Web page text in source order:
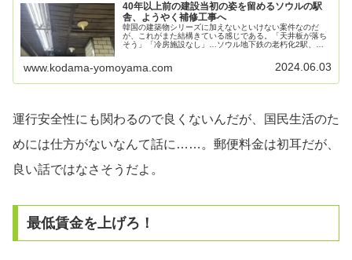
40年以上前の建設当初の姿を留めるソウルの駅
舎、ようやく補修工事へ
韓国の建築物シリーズに加えないといけない案件なのだ
が、これがまた結構きている感じである。「天井板が落ち
そう」「冷房施設なし」…ソウル地下鉄の老朽化2駅、よ
www.kodama-yomoyama.com 2024.06.03
運行安全性にも関わるので良くないんだが、国民生活のた
めには仕方がないなんて話に……。郵便料金は初耳だが、
良い話ではなさそうだよ。
最低賃金を上げろ！